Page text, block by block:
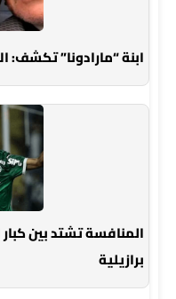
ابنة “مارادونا” تكشف:
المنافسة تشتد بين
برازيلية